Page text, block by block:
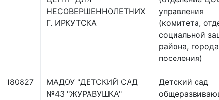
НЕСОВЕРШЕННОЛЕТНИХ
Г. ИРКУТСКА
управления
(комитета,
социальной
района,
поселения)
180827
МАДОУ "ДЕТСКИЙ САД
№43 "ЖУРАВУШКА"
Детский сад